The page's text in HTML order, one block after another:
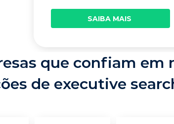
SAIBA MAIS
que confiam em
de executive